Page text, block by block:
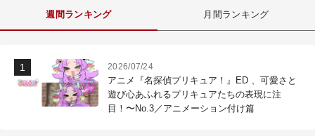
週間ランキング 月間ランキング
2026/07/24
アニメ『名探偵プリキュア！』ED 、可愛さと
遊び心あふれるプリキュアたちの表現に注
目！〜No.3／アニメーション付け篇